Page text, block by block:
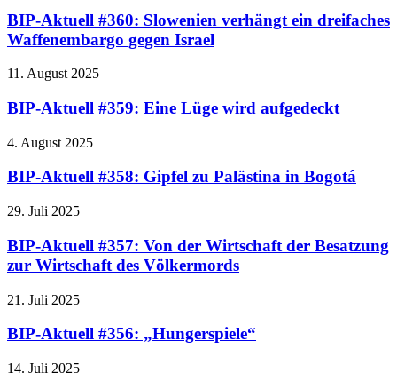
BIP-Aktuell #360: Slowenien verhängt ein dreifaches
Waffenembargo gegen Israel
11. August 2025
BIP-Aktuell #359: Eine Lüge wird aufgedeckt
4. August 2025
BIP-Aktuell #358: Gipfel zu Palästina in Bogotá
29. Juli 2025
BIP-Aktuell #357: Von der Wirtschaft der Besatzung
zur Wirtschaft des Völkermords
21. Juli 2025
BIP-Aktuell #356: „Hungerspiele“
14. Juli 2025